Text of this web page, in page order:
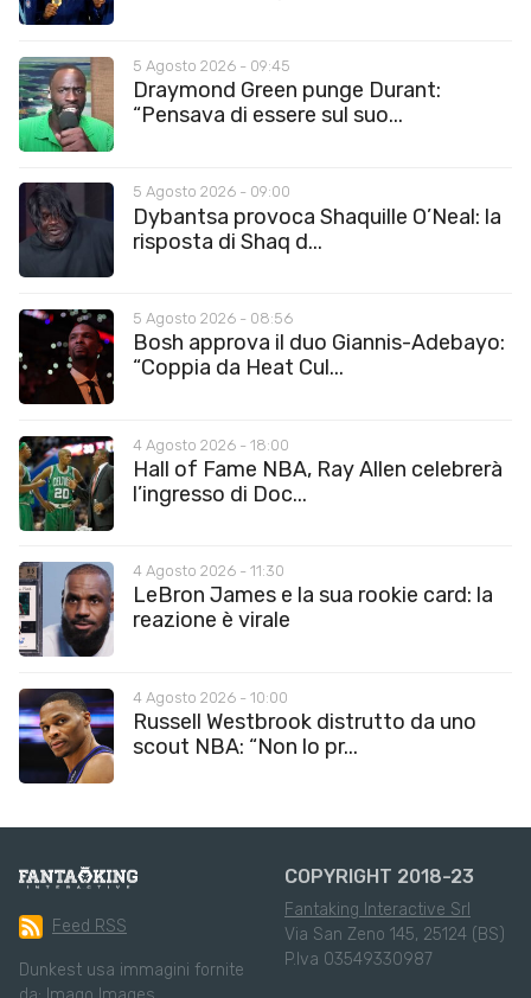
5 Agosto 2026 - 09:45
Draymond Green punge Durant:
“Pensava di essere sul suo...
5 Agosto 2026 - 09:00
Dybantsa provoca Shaquille O’Neal: la
risposta di Shaq d...
5 Agosto 2026 - 08:56
Bosh approva il duo Giannis-Adebayo:
“Coppia da Heat Cul...
4 Agosto 2026 - 18:00
Hall of Fame NBA, Ray Allen celebrerà
l’ingresso di Doc...
4 Agosto 2026 - 11:30
LeBron James e la sua rookie card: la
reazione è virale
4 Agosto 2026 - 10:00
Russell Westbrook distrutto da uno
scout NBA: “Non lo pr...
Feed RSS
Dunkest usa immagini fornite
COPYRIGHT 2018-23
Fantaking Interactive Srl
Via San Zeno 145, 25124 (BS)
P.Iva 03549330987